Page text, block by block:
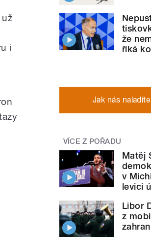
i
že
říká
Jak nás
VÍCE Z POŘADU
Matěj
v
levici
Libor
z